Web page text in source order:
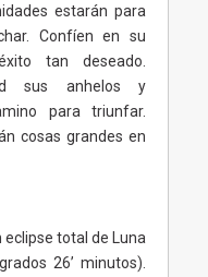
estarán para
Confíen en su
tan deseado.
sus anhelos y
para triunfar.
cosas grandes en
eclipse total de Luna
26’ minutos).